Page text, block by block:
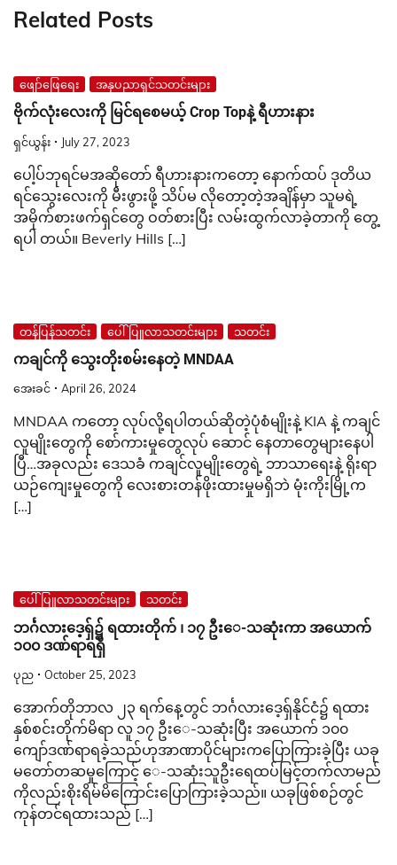
Related Posts
ဖျော်ဖြေရေး အနုပညာရှင်သတင်းများ
ဗိုက်လုံးလေးကို မြင်ရစေမယ့် Crop Topနဲ့ ရီဟားနား
ရှင်ယွန်း July 27, 2023
ပေါ့ပ်ဘုရင်မအဆိုတော် ရီဟားနားကတော့ နောက်ထပ် ဒုတိယ
ရင်သွေးလေးကို မီးဖွားဖို့ သိပ်မ လိုတော့တဲ့အချိန်မှာ သူမရဲ့
အမိုက်စားဖက်ရှင်တွေ ဝတ်စားပြီး လမ်းထွက်လာခဲ့တာကို တွေ့
ရပါ တယ်။ Beverly Hills […]
တန်ပြန်သတင်း ပေါ်ပြူလာသတင်းများ သတင်း
ကချင်ကို သွေးတိုးစမ်းနေတဲ့ MNDAA
အေးခင် April 26, 2024
MNDAA ကတော့ လုပ်လို့ရပါတယ်ဆိုတဲ့ပုံစံမျိုးနဲ့ KIA နဲ့ ကချင်
လူမျိုးတွေကို စော်ကားမှုတွေလုပ် ဆောင် နေတာတွေများနေပါ
ပြီ…အခုလည်း ဒေသခံ ကချင်လူမျိုးတွေရဲ့ ဘာသာ‌ရေးနဲ့ ရိုးရာ
ယဉ်ကျေးမှုတွေကို လေးစားတန်ဖိုးထားမှုမရှိဘဲ မုံးကိုးမြို့က
[…]
ပေါ်ပြူလာသတင်းများ သတင်း
ဘင်္ဂလားဒေ့ရှ်၌ ရထားတိုက် ၊ ၁၇ ဦး‌ေ-သဆုံးကာ အယောက်
၁၀၀ ဒဏ်ရာရရှိ
ပုည October 25, 2023
အောက်တိုဘာလ ၂၃ ရက်နေ့တွင် ဘင်္ဂလားဒေ့ရှ်နိုင်ငံ၌ ရထား
နှစ်စင်းတိုက်မိရာ လူ ၁၇ ဦး‌ေ-သဆုံးပြီး အယောက် ၁၀၀
ကျော်ဒဏ်ရာရခဲ့သည်ဟုအာဏာပိုင်များကပြောကြားခဲ့ပြီး ယခု
မတော်တဆမှုကြောင့် ‌ေ-သဆုံးသူဦးရေထပ်မြင့်တက်လာမည်
ကိုလည်းစိုးရိမ်မိကြောင်းပြောကြားခဲ့သည်။ ယခုဖြစ်စဉ်တွင်
ကုန်တင်ရထားသည် […]